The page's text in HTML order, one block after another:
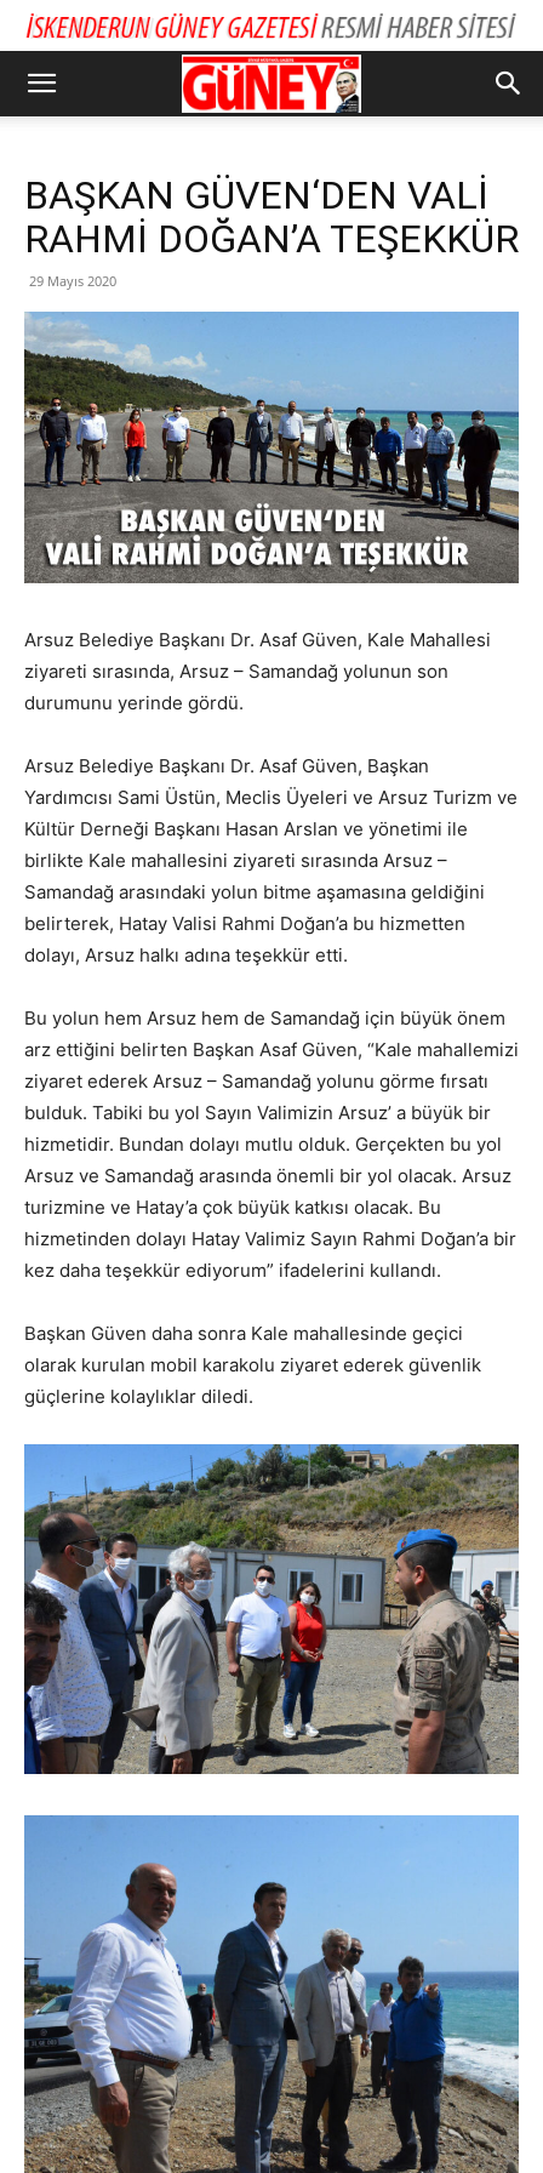
BAŞKAN GÜVEN‘DEN VALİ
RAHMİ DOĞAN’A TEŞEKKÜR
29 Mayıs 2020
Arsuz Belediye Başkanı Dr. Asaf Güven, Kale Mahallesi
ziyareti sırasında, Arsuz – Samandağ yolunun son
durumunu yerinde gördü.
Arsuz Belediye Başkanı Dr. Asaf Güven, Başkan
Yardımcısı Sami Üstün, Meclis Üyeleri ve Arsuz Turizm ve
Kültür Derneği Başkanı Hasan Arslan ve yönetimi ile
birlikte Kale mahallesini ziyareti sırasında Arsuz –
Samandağ arasındaki yolun bitme aşamasına geldiğini
belirterek, Hatay Valisi Rahmi Doğan’a bu hizmetten
dolayı, Arsuz halkı adına teşekkür etti.
Bu yolun hem Arsuz hem de Samandağ için büyük önem
arz ettiğini belirten Başkan Asaf Güven, “Kale mahallemizi
ziyaret ederek Arsuz – Samandağ yolunu görme fırsatı
bulduk. Tabiki bu yol Sayın Valimizin Arsuz’ a büyük bir
hizmetidir. Bundan dolayı mutlu olduk. Gerçekten bu yol
Arsuz ve Samandağ arasında önemli bir yol olacak. Arsuz
turizmine ve Hatay’a çok büyük katkısı olacak. Bu
hizmetinden dolayı Hatay Valimiz Sayın Rahmi Doğan’a bir
kez daha teşekkür ediyorum” ifadelerini kullandı.
Başkan Güven daha sonra Kale mahallesinde geçici
olarak kurulan mobil karakolu ziyaret ederek güvenlik
güçlerine kolaylıklar diledi.